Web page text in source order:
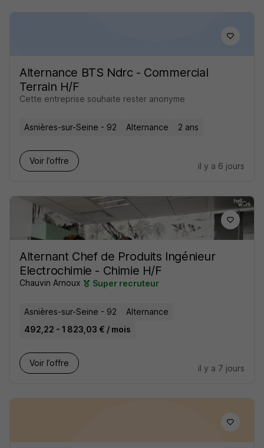
Alternance BTS Ndrc - Commercial
Terrain H/F
Cette entreprise souhaite rester anonyme
Asnières-sur-Seine - 92 Alternance 2 ans
Voir l’offre
il y a 6 jours
Alternant Chef de Produits Ingénieur
Electrochimie - Chimie H/F
Chauvin Arnoux Super recruteur
Asnières-sur-Seine - 92
Alternance
492,22 - 1 823,03 € / mois
Voir l’offre
il y a 7 jours